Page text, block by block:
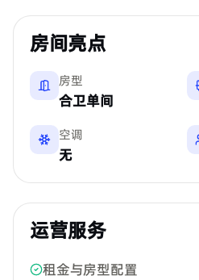
房间亮点
房型
合卫单间
空调
无
运营服务
租金与房型配置